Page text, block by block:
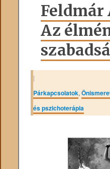
Feldmár
Az
|
Párkapcsolatok,
és pszichoterápia